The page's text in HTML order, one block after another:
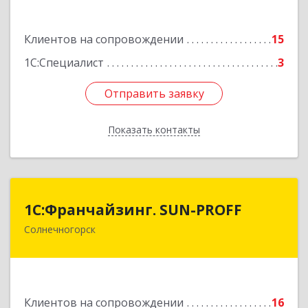
Клиентов на сопровождении
15
1С:Специалист
3
Отправить заявку
Показать контакты
Подробнее
Отправить заявку
Назад
1С:Франчайзинг. SUN-PROFF
Солнечногорск
Клиентов на сопровождении
16
1С:Франчайзинг. SUN-PROFF
141503, Московская обл, Солнечногорский р-н,